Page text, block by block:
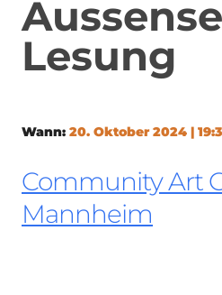
Lesung
Wann: 20. Oktober 2024 |
Community Art
Mannheim